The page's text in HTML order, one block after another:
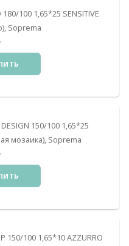
100 1,65*25 SENSITIVE
Soprema
150/100 1,65*25
мозаика), Soprema
150/100 1,65*10 AZZURRO